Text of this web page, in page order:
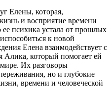
Елены, которая,
и восприятие времени
психика устала от прошлых
к новой
Елена взаимодействует с
Алика, который помогает ей
Их разговоры
но и глубокие
времени и человеческой